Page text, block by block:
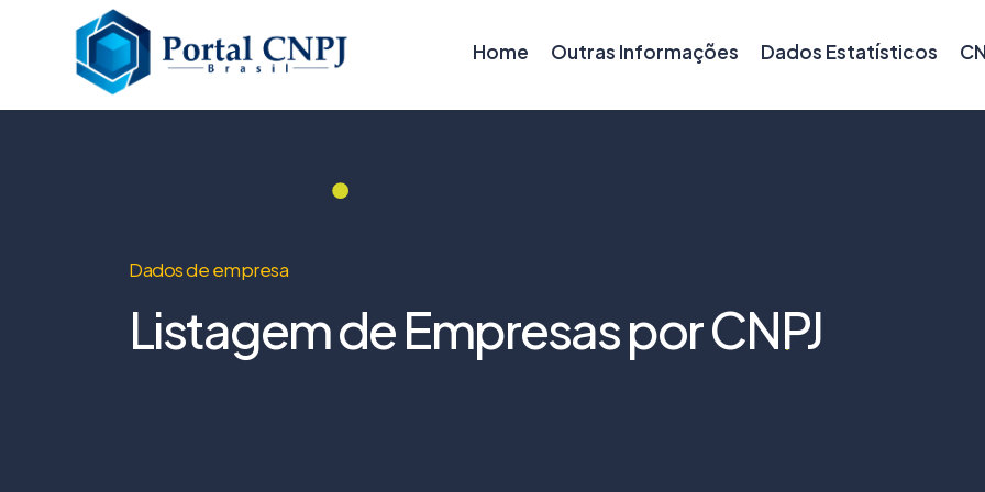
Home Outras Informações Dados Estatísticos
Dados de empresa
Listagem de Empresas por CNPJ